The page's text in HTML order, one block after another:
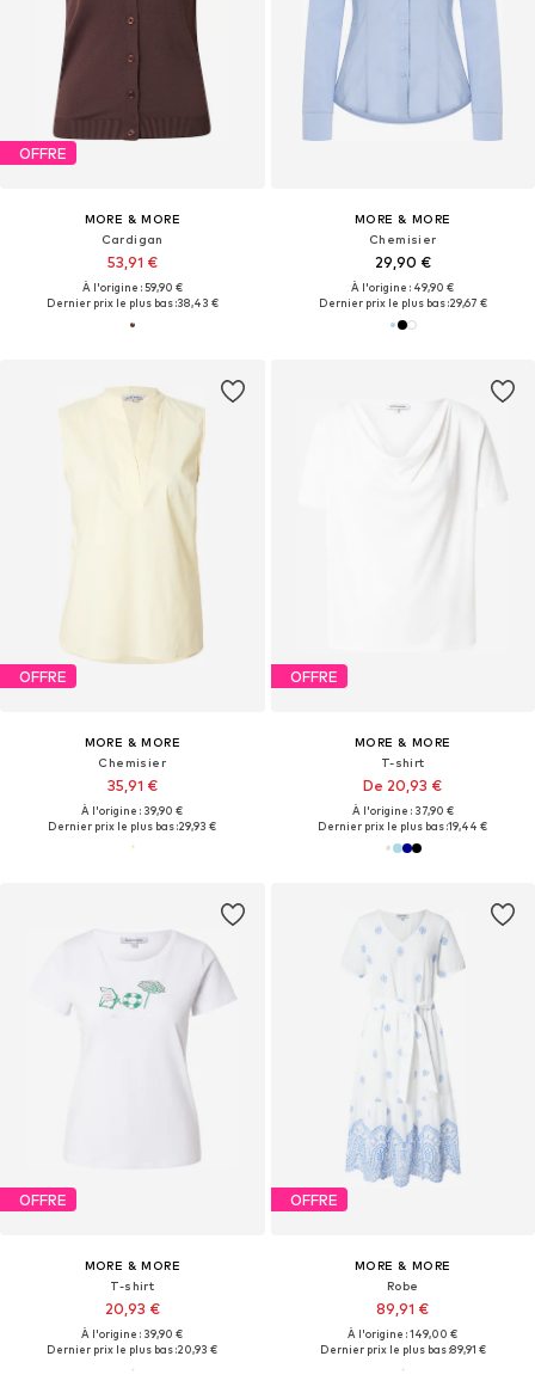
OFFRE
MORE & MORE
Cardigan
53,91 €
À l'origine : 59,90 €
Dernier prix le plus bas :38,43 €
MORE & MORE
Chemisier
29,90 €
À l'origine : 49,90 €
Dernier prix le plus bas :29,67 €
OFFRE
MORE & MORE
Chemisier
35,91 €
À l'origine : 39,90 €
Dernier prix le plus bas :29,93 €
OFFRE
MORE & MORE
T-shirt
De 20,93 €
À l'origine : 37,90 €
Dernier prix le plus bas :19,44 €
OFFRE
MORE & MORE
T-shirt
20,93 €
À l'origine : 39,90 €
Dernier prix le plus bas :20,93 €
OFFRE
MORE & MORE
Robe
89,91 €
À l'origine : 149,00 €
Dernier prix le plus bas :89,91 €